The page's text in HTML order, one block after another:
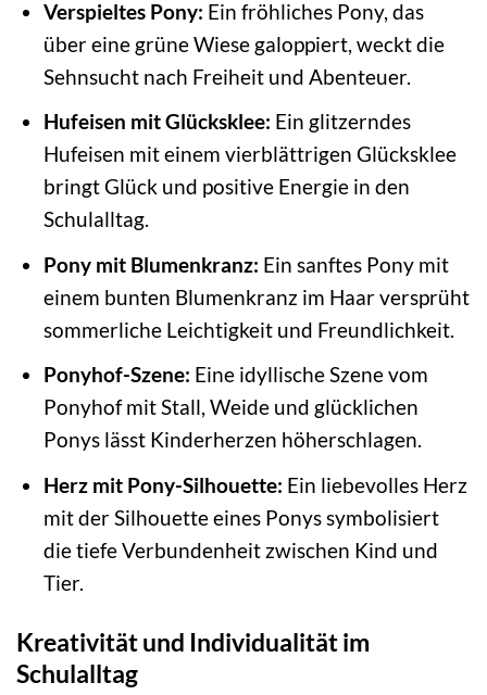
Verspieltes Pony: Ein fröhliches Pony, das
über eine grüne Wiese galoppiert, weckt die
Sehnsucht nach Freiheit und Abenteuer.
Hufeisen mit Glücksklee: Ein glitzerndes
Hufeisen mit einem vierblättrigen Glücksklee
bringt Glück und positive Energie in den
Schulalltag.
Pony mit Blumenkranz: Ein sanftes Pony mit
einem bunten Blumenkranz im Haar versprüht
sommerliche Leichtigkeit und Freundlichkeit.
Ponyhof-Szene: Eine idyllische Szene vom
Ponyhof mit Stall, Weide und glücklichen
Ponys lässt Kinderherzen höherschlagen.
Herz mit Pony-Silhouette: Ein liebevolles Herz
mit der Silhouette eines Ponys symbolisiert
die tiefe Verbundenheit zwischen Kind und
Tier.
Kreativität und Individualität im
Schulalltag